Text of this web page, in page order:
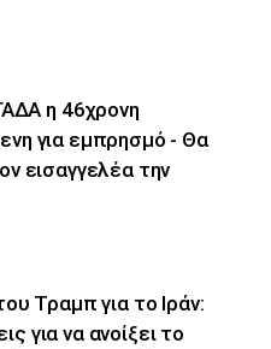
η 46χρονη
για εμπρησμό - Θα
εισαγγελέα την
Τραμπ για το Ιράν:
για να ανοίξει το